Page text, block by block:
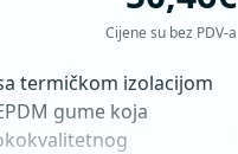
Cijene su bez PDV-a
termičkom izolacijom
gume koja